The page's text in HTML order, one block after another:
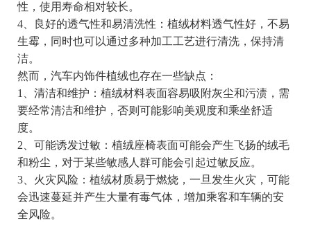
性，使用寿命相对较长。
4、良好的透气性和易清洗性：植绒材料透气性好，不易
生霉，同时也可以通过多种加工工艺进行清洗，保持清
洁。
然而，汽车内饰件植绒也存在一些缺点：
1、清洁和维护：植绒材料表面容易吸附灰尘和污渍，需
要经常清洁和维护，否则可能影响美观度和乘坐舒适
度。
2、可能诱发过敏：植绒座椅表面可能会产生飞扬的绒毛
和粉尘，对于某些敏感人群可能会引起过敏反应。
3、火灾风险：植绒材质易于燃烧，一旦发生火灾，可能
会迅速蔓延并产生大量有毒气体，增加乘客和车辆的安
全风险。